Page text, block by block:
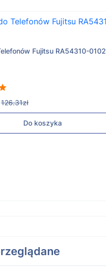
Fujitsu RA54310-0102
126.31zł
Do koszyka